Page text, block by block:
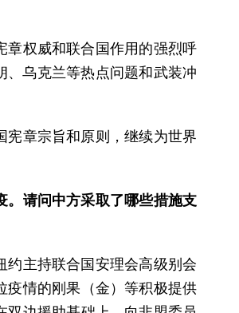
章权威和联合国作用的强烈呼
、乌克兰等热点问题和武装冲
宪章宗旨和原则，继续为世界
。请问中方采取了哪些措施支
约主持联合国安理会高级别会
疫情的刚果（金）等积极提供